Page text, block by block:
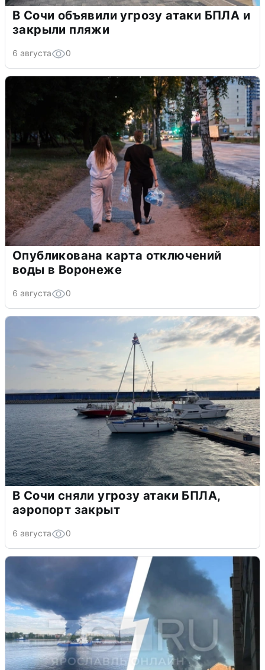
В Сочи объявили угрозу атаки БПЛА и
закрыли пляжи
6 августа 0
Опубликована карта отключений
воды в Воронеже
6 августа 0
В Сочи сняли угрозу атаки БПЛА,
аэропорт закрыт
6 августа 0